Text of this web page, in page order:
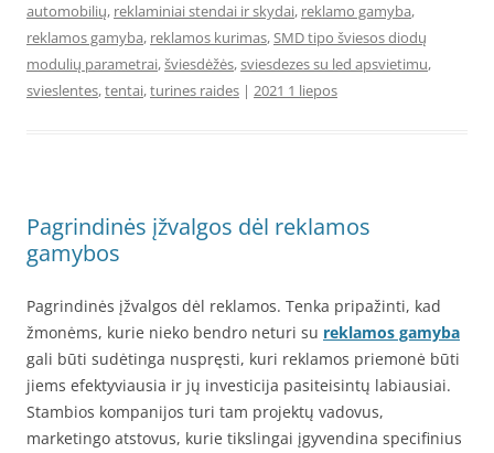
automobilių, reklaminiai stendai ir skydai, reklamo gamyba,
reklamos gamyba, reklamos kurimas,SMD tipo šviesos diodų
modulių parametrai,šviesdėžės,sviesdezes su led apsvietimu,
svieslentes,tentai,turines raides | 2021 1 liepos
Pagrindinės įžvalgos dėl reklamos
gamybos
Pagrindinės įžvalgos dėl reklamos. Tenka pripažinti, kad
žmonėms, kurie nieko bendro neturi su reklamos gamyba
gali būti sudėtinga nuspręsti, kuri reklamos priemonė būti
jiems efektyviausia ir jų investicija pasiteisintų labiausiai.
Stambios kompanijos turi tam projektų vadovus,
marketingo atstovus, kurie tikslingai įgyvendina specifinius